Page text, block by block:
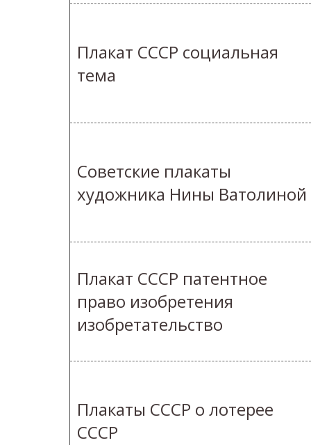
Плакат СССР социальная
тема
Советские плакаты
художника Нины Ватолиной
Плакат СССР патентное
право изобретения
изобретательство
Плакаты СССР о лотерее
СССР